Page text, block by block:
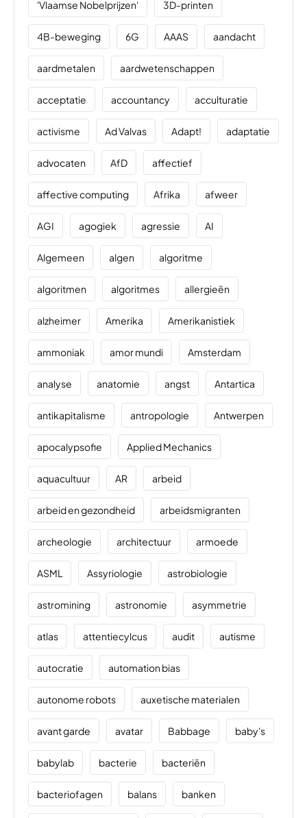
'Vlaamse Nobelprijzen' 3D-printen
4B-beweging 6G AAAS aandacht
aardmetalen aardwetenschappen
acceptatie accountancy acculturatie
activisme Ad Valvas Adapt! adaptatie
advocaten AfD affectief
affective computing Afrika afweer
AGI agogiek agressie AI
Algemeen algen algoritme
algoritmen algoritmes allergieën
alzheimer Amerika Amerikanistiek
ammoniak amor mundi Amsterdam
analyse anatomie angst Antartica
antikapitalisme antropologie Antwerpen
apocalypsofie Applied Mechanics
aquacultuur AR arbeid
arbeid en gezondheid arbeidsmigranten
archeologie architectuur armoede
ASML Assyriologie astrobiologie
astromining astronomie asymmetrie
atlas attentiecylcus audit autisme
autocratie automation bias
autonome robots auxetische materialen
avant garde avatar Babbage baby's
babylab bacterie bacteriën
bacteriofagen balans banken